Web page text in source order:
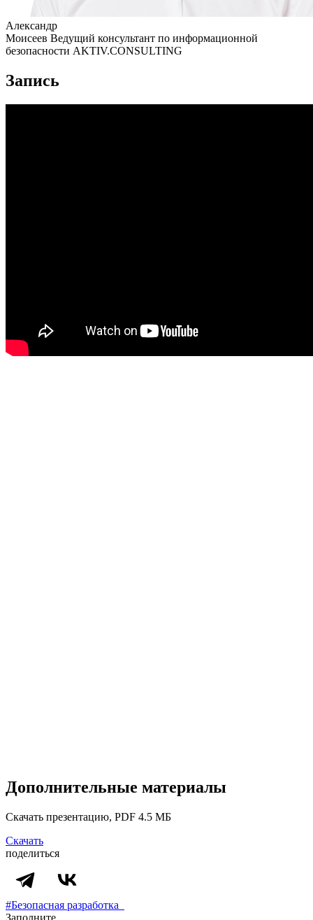
Александр
Моисеев Ведущий консультант по информационной
безопасности AKTIV.CONSULTING
Запись
Дополнительные материалы
Скачать презентацию, PDF 4.5 МБ
Скачать
поделиться
#Безопасная разработка
Заполните,